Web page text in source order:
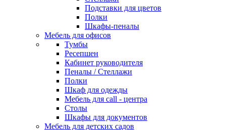
Подставки для цветов
Полки
Шкафы-пеналы
Мебель для офисов
Тумбы
Ресепшен
Кабинет руководителя
Пеналы / Стеллажи
Полки
Шкаф для одежды
Мебель для call - центра
Столы
Шкафы для документов
Мебель для детских садов